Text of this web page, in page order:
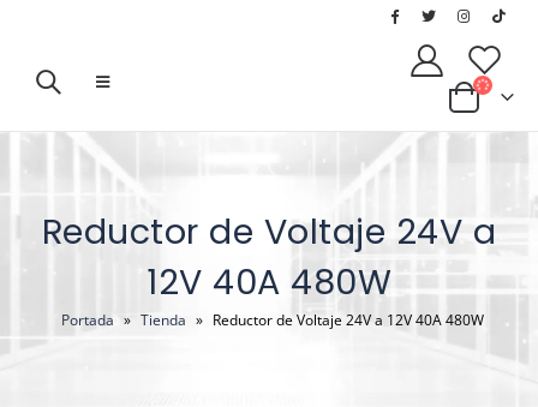
Reductor de Voltaje 24V a
12V 40A 480W
Portada » Tienda » Reductor de Voltaje 24V a 12V 40A 480W